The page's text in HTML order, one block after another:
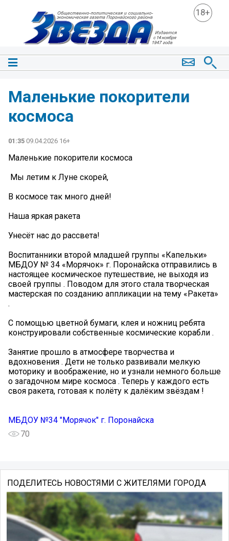
18+
Маленькие покорители
космоса
01:35 09.04.2026 16+
Маленькие покорители космоса
️ Мы летим к Луне скорей,
В космосе так много дней!
Наша яркая ракета
Унесёт нас до рассвета! ️
Воспитанники второй младшей группы «Капельки»
МБДОУ № 34 «Морячок» г. Поронайска отправились в
настоящее космическое путешествие, не выходя из
своей группы . Поводом для этого стала творческая
мастерская по созданию аппликации на тему «Ракета»
️.
С помощью цветной бумаги, клея и ножниц ребята
конструировали собственные космические корабли .
Занятие прошло в атмосфере творчества и
вдохновения . Дети не только развивали мелкую
моторику и воображение, но и узнали немного больше
о загадочном мире космоса . Теперь у каждого есть
своя ракета, готовая к полёту к далёким звёздам !
МБДОУ №34 "Морячок" г. Поронайска
70
ПОДЕЛИТЕСЬ НОВОСТЯМИ С ЖИТЕЛЯМИ ГОРОДА